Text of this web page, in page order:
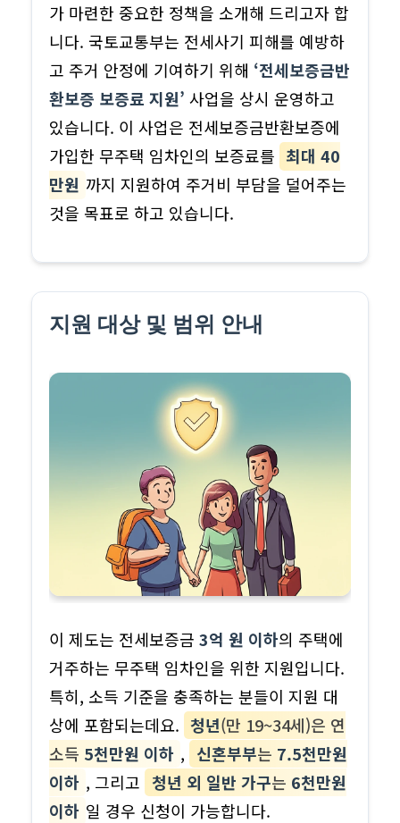
가 마련한 중요한 정책을 소개해 드리고자 합
니다. 국토교통부는 전세사기 피해를 예방하
고 주거 안정에 기여하기 위해 ‘전세보증금반
환보증 보증료 지원’ 사업을 상시 운영하고
있습니다. 이 사업은 전세보증금반환보증에
가입한 무주택 임차인의 보증료를 최대 40
만원 까지 지원하여 주거비 부담을 덜어주는
것을 목표로 하고 있습니다.
지원 대상 및 범위 안내
이 제도는 전세보증금3억 원 이하의 주택에
거주하는 무주택 임차인을 위한 지원입니다.
특히, 소득 기준을 충족하는 분들이 지원 대
상에 포함되는데요. 청년(만 19~34세)은 연
소득 5천만원 이하 , 신혼부부는 7.5천만원
이하 , 그리고 청년 외 일반 가구는 6천만원
이하 일 경우 신청이 가능합니다.